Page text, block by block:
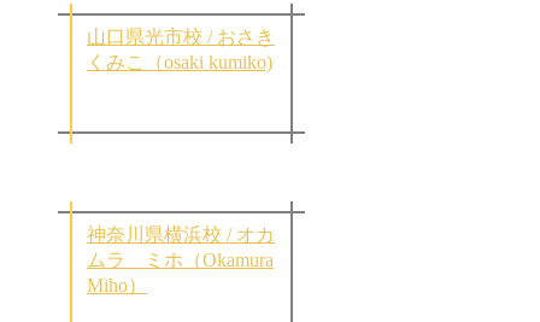
山口県光市校 / おさき
くみこ（osaki kumiko)
神奈川県横浜校 / オカ
ムラ ミホ（Okamura
Miho）